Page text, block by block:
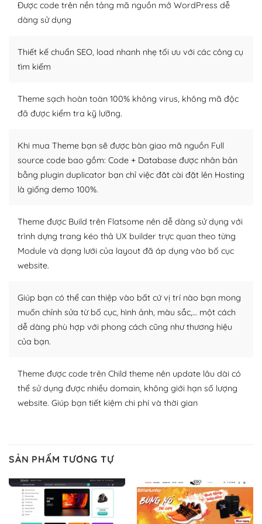
thiết kế tốt, bạn có thể tự sửa đổi. Nếu không bạn có thể
tìm kiếm chúng trên Internet hoặc nhờ chuyên gia.
– Sở hữu một cộng đồng lớn, sẵn sàng hỗ trợ
khổng lồ được kiểm duyệt bởi các nhân viên và những
người cuồng tín WordPress.
Nếu bạn gặp khó khăn, bạn có thể lên mạng và tìm
kiếm những cộng đồng WordPress, họ sẽ giúp bạn trả
lời, giải đáp vấn đề của bạn.
Cộng đồng sử dụng WordPress sẵn sàng hỗ trợ bạn
– Đa dạng plugin và themes
Plugin mở rộng là thành phần cài đặt thêm vào
WordPress để tăng thêm các tính năng cần thiết. Có
nhiều plugin trả phí hoặc miễn phí.
Nhờ lượng người dùng đông đảo, thư viện themes và
plugin của WordPress rất phong phú. Bạn có thể thỏa
thích chọn lựa plugin và themes phù hợp cho mục đích
lập website của mình.
– Dễ sử dụng
Với mọi Hosting bất kỳ thì WordPress đều có thể dễ
Và bạn có toàn quyền tự do khi quyết định nơi lưu trữ
trang web WordPress của bạn.
Dễ dàng lựa chọn Hosting cho website WordPress
Được code trên nền tảng mã nguồn mở WordPress dễ
dàng sử dụng
Thiết kế chuẩn SEO, load nhanh nhẹ tối ưu với các công cụ
tìm kiếm
Theme sạch hoàn toàn 100% không virus, không mã độc
đã được kiểm tra kỹ lưỡng.
Khi mua Theme bạn sẽ được bàn giao mã nguồn Full
source code bao gồm: Code + Database được nhân bản
bằng plugin duplicator bạn chỉ việc đăt cài đặt lên Hosting
là giống demo 100%.
Theme được Build trên Flatsome nên dễ dàng sử dụng với
trình dựng trang kéo thả UX builder trực quan theo từng
Module và dạng lưới của layout đã áp dụng vào bố cục
website.
Giúp bạn có thể can thiệp vào bất cứ vị trí nào bạn mong
muốn chỉnh sửa từ bố cục, hình ảnh, màu sắc,… một cách
dễ dàng phù hợp với phong cách cũng như thương hiệu
của bạn.
Theme được code trên Child theme nên update lâu dài có
thể sử dụng được nhiều domain, không giới hạn số lượng
website. Giúp bạn tiết kiệm chi phí và thời gian
SẢN PHẨM TƯƠNG TỰ